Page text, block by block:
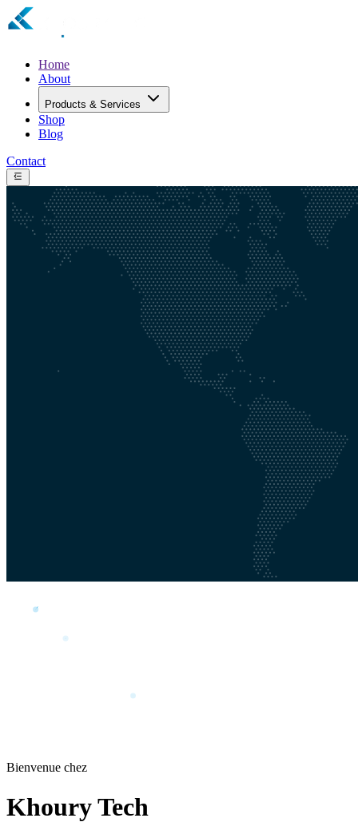
Home
About
Products & Services
Shop
Blog
Contact
Bienvenue chez
Khoury Tech